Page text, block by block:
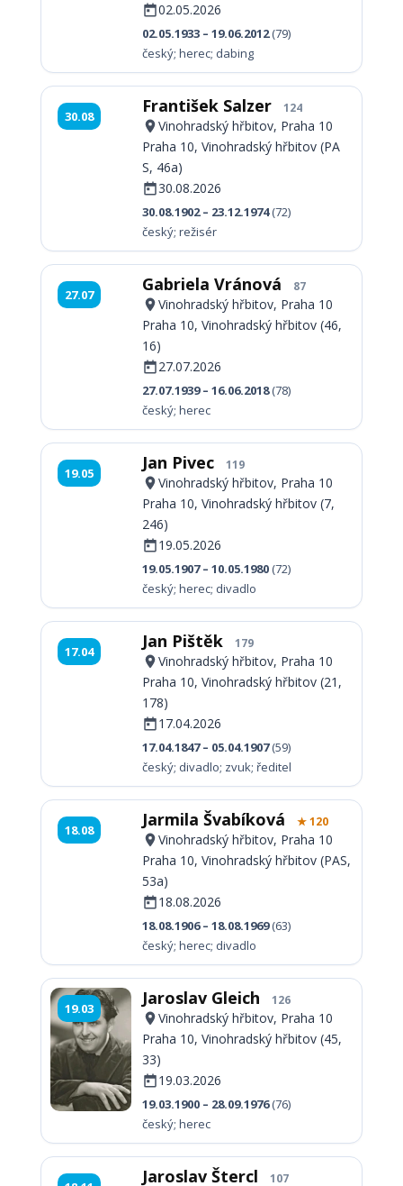
02.05.2026
02.05.1933 – 19.06.2012(79)
český; herec; dabing
30.08 František Salzer 124
Vinohradský hřbitov, Praha 10
Praha 10, Vinohradský hřbitov (PA
S, 46a)
30.08.2026
30.08.1902 – 23.12.1974(72)
český; režisér
27.07 Gabriela Vránová 87
Vinohradský hřbitov, Praha 10
Praha 10, Vinohradský hřbitov (46,
16)
27.07.2026
27.07.1939 – 16.06.2018(78)
český; herec
19.05 Jan Pivec 119
Vinohradský hřbitov, Praha 10
Praha 10, Vinohradský hřbitov (7,
246)
19.05.2026
19.05.1907 – 10.05.1980 (72)
český; herec; divadlo
17.04 Jan Pištěk 179
Vinohradský hřbitov, Praha 10
Praha 10, Vinohradský hřbitov (21,
178)
17.04.2026
17.04.1847 – 05.04.1907(59)
český; divadlo; zvuk; ředitel
18.08 Jarmila Švabíková ★ 120
Vinohradský hřbitov, Praha 10
Praha 10, Vinohradský hřbitov (PAS,
53a)
18.08.2026
18.08.1906 – 18.08.1969(63)
český; herec; divadlo
19.03 Jaroslav Gleich 126
Vinohradský hřbitov, Praha 10
Praha 10, Vinohradský hřbitov (45,
33)
19.03.2026
19.03.1900 – 28.09.1976(76)
český; herec
Jaroslav Štercl 107